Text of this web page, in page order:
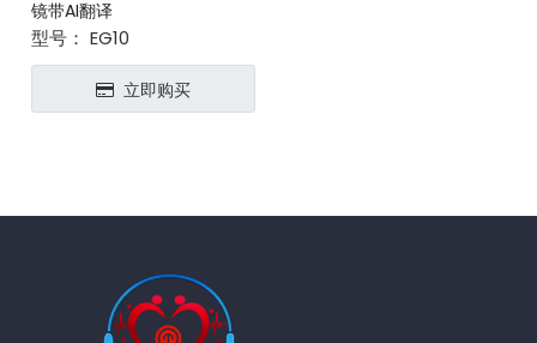
镜带AI翻译
型号： EG10
立即购买